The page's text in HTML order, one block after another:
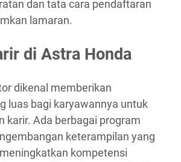
dan tata cara pendaftaran
lamaran.
di Astra Honda
dikenal memberikan
luas bagi karyawannya untuk
karir. Ada berbagai program
keterampilan yang
kompetensi